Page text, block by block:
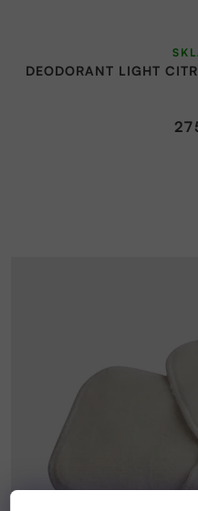
DEODORANT LIGHT